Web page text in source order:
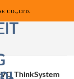
CO.,LTD.
ThinkSystem